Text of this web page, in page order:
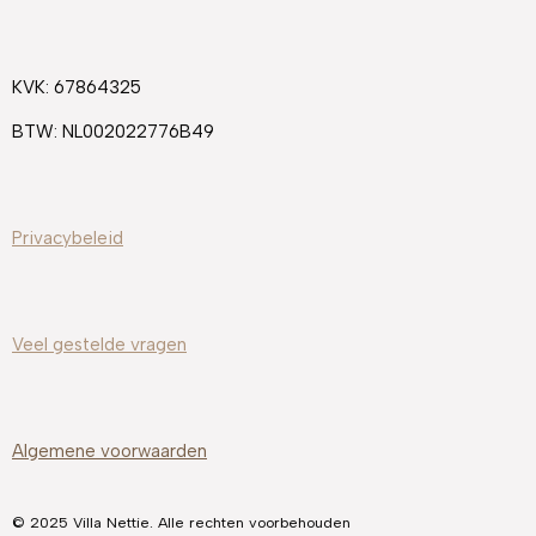
k
KVK: 67864325
BTW: NL002022776B49
Privacybeleid
Veel gestelde vragen
Algemene voorwaarden
© 2025 Villa Nettie. Alle rechten voorbehouden